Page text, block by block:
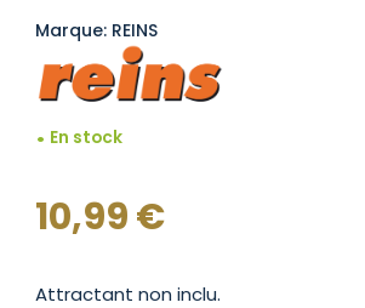
Marque: REINS
En stock
10,99€
Attractant non inclu.